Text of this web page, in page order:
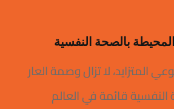
المتزايد، لا تزال وصمة العار
قائمة في العالم